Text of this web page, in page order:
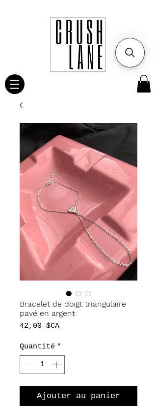
Bracelet de doigt triangulaire
pavé en argent
42,00 $CAPrix
Quantité *
Ajouter au panier